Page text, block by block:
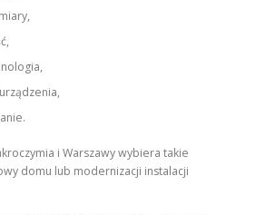
i Warszawy wybiera takie
domu lub modernizacji instalacji